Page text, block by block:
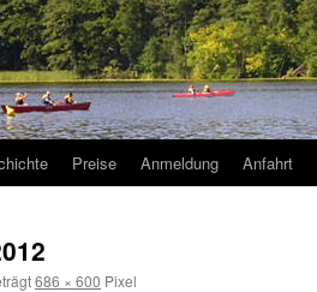
Preise Anmeldung Anfahrt
686 × 600 Pixel